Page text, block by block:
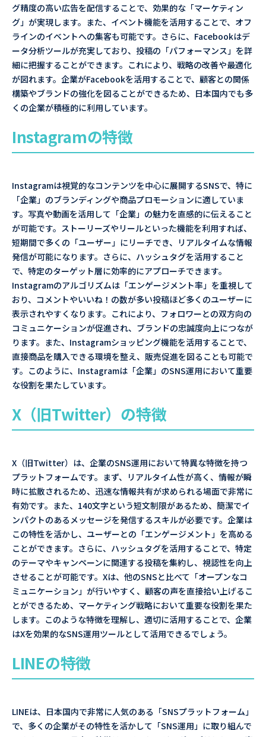
グ精度の高い広告を配信することで、効果的な「マーケティン
グ」が実現します。また、イベント機能を活用することで、オフ
ラインのイベントへの集客も可能です。さらに、Facebookはデ
ータ分析ツールが充実しており、投稿の「パフォーマンス」を詳
細に把握することができます。これにより、戦略の改善や最適化
が図れます。企業がFacebookを活用することで、顧客との関係
構築やブランドの強化を図ることができるため、日本国内でも多
くの企業が積極的に利用しています。
Instagramの特徴
Instagramは視覚的なコンテンツを中心に展開するSNSで、特に
「企業」のブランディングや商品プロモーションに適していま
す。写真や動画を活用して「企業」の魅力を直感的に伝えること
が可能です。ストーリーズやリールといった機能を利用すれば、
短期間で多くの「ユーザー」にリーチでき、リアルタイムな情報
発信が可能になります。さらに、ハッシュタグを活用すること
で、特定のターゲット層に効率的にアプローチできます。
Instagramのアルゴリズムは「エンゲージメント率」を重視して
おり、コメントやいいね！の数が多い投稿ほど多くのユーザーに
表示されやすくなります。これにより、フォロワーとの双方向の
コミュニケーションが促進され、ブランドの忠誠度向上につなが
ります。また、Instagramショッピング機能を活用することで、
直接商品を購入できる環境を整え、販売促進を図ることも可能で
す。このように、Instagramは「企業」のSNS運用において重要
な役割を果たしています。
X（旧Twitter）の特徴
X（旧Twitter）は、企業のSNS運用において特異な特徴を持つ
プラットフォームです。まず、リアルタイム性が高く、情報が瞬
時に拡散されるため、迅速な情報共有が求められる場面で非常に
有効です。また、140文字という短文制限があるため、簡潔でイ
ンパクトのあるメッセージを発信するスキルが必要です。企業は
この特性を活かし、ユーザーとの「エンゲージメント」を高める
ことができます。さらに、ハッシュタグを活用することで、特定
のテーマやキャンペーンに関連する投稿を集約し、視認性を向上
させることが可能です。Xは、他のSNSと比べて「オープンなコ
ミュニケーション」が行いやすく、顧客の声を直接拾い上げるこ
とができるため、マーケティング戦略において重要な役割を果た
します。このような特徴を理解し、適切に活用することで、企業
はXを効果的なSNS運用ツールとして活用できるでしょう。
LINEの特徴
LINEは、日本国内で非常に人気のある「SNSプラットフォーム」
で、多くの企業がその特性を活かして「SNS運用」に取り組んで